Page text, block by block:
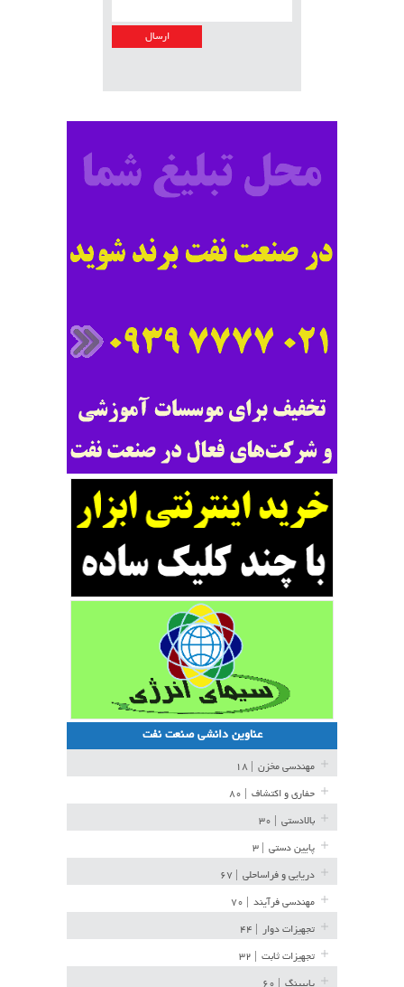
عناوین دانشی صنعت نفت
مهندسی مخزن
حفاری و اکتشاف
بالادستی
پایین دستی
دریایی و فراساحلی
مهندسی فرآیند
تجهیزات دوار
تجهیزات ثابت
پایپینگ